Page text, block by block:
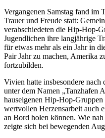
Vergangenen Samstag fand im
Trauer und Freude statt:
verabschiedeten die Hip-Hop-
Jugendlichen ihre langjährige
für etwas mehr als ein Jahr in
Pair Jahr zu machen, Amerika
fortzubilden.
Vivien hatte insbesondere
unter dem Namen „Tanzhafen
hauseigenen Hip-Hop-
wertvollen Herzensarbeit auch
an Bord holen können. Wie
zeigte sich bei bewegenden